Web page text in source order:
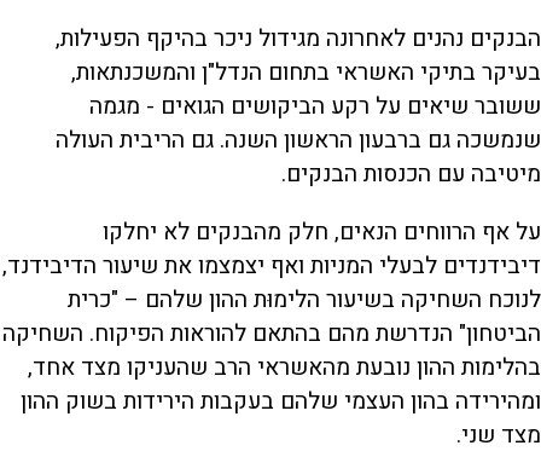
הבנקים נהנים לאחרונה מגידול ניכר בהיקף הפעילות,
בעיקר בתיקי האשראי בתחום הנדל"ן והמשכנתאות,
ששובר שיאים על רקע הביקושים הגואים - מגמה
שנמשכה גם ברבעון הראשון השנה. גם הריבית העולה
מיטיבה עם הכנסות הבנקים.
על אף הרווחים הנאים, חלק מהבנקים לא יחלקו
דיבידנדים לבעלי המניות ואף יצמצמו את שיעור הדיבידנד,
לנוכח השחיקה בשיעור הלימוּת ההון שלהם – "כרית
הביטחון" הנדרשת מהם בהתאם להוראות הפיקוח. השחיקה
בהלימות ההון נובעת מהאשראי הרב שהעניקו מצד אחד,
ומהירידה בהון העצמי שלהם בעקבות הירידות בשוק ההון
מצד שני.